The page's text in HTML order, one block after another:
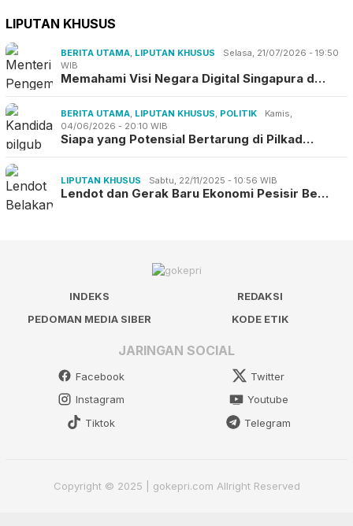
LIPUTAN KHUSUS
BERITA UTAMA, LIPUTAN KHUSUS
Selasa, 21/07/2026 - 19:50
WIB
Memahami Visi Negara Digital Singapura d…
BERITA UTAMA, LIPUTAN KHUSUS, POLITIK
Kamis,
04/06/2026 - 20:10 WIB
Siapa yang Potensial Bertarung di Pilkad…
LIPUTAN KHUSUS Sabtu, 22/11/2025 - 10:56 WIB
Lendot dan Gerak Baru Ekonomi Pesisir Be…
INDEKS
REDAKSI
PEDOMAN MEDIA SIBER
KODE ETIK
JARINGAN SOCIAL
Facebook
Twitter
Instagram
Youtube
Tiktok
Telegram
Copyright © 2025 | gokepri.com Allright Reserved